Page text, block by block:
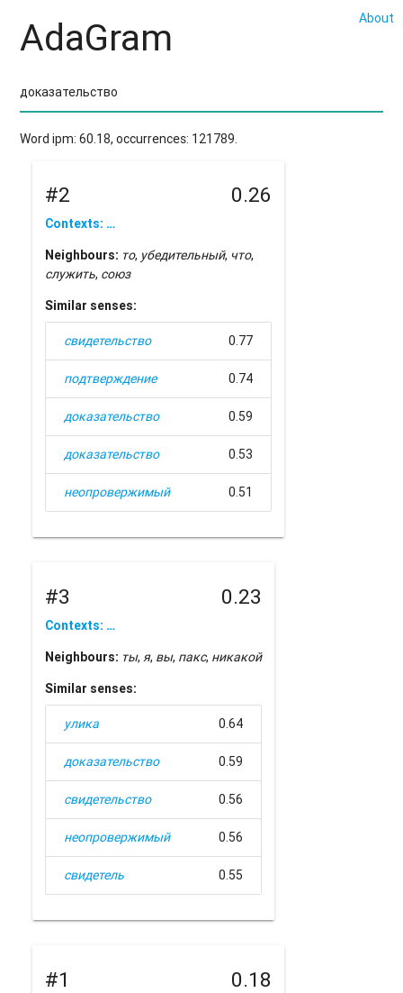
About
AdaGram
Word ipm: 60.18, occurrences: 121789.
#2 0.26
Contexts: …
Neighbours: то, убедительный, что,
служить, союз
Similar senses:
свидетельство 0.77
подтверждение 0.74
доказательство 0.59
доказательство 0.53
неопровержимый 0.51
#3 0.23
Contexts: …
Neighbours: ты,я, вы, пакс, никакой
Similar senses:
улика 0.64
доказательство 0.59
свидетельство 0.56
неопровержимый 0.56
свидетель 0.55
#1 0.18